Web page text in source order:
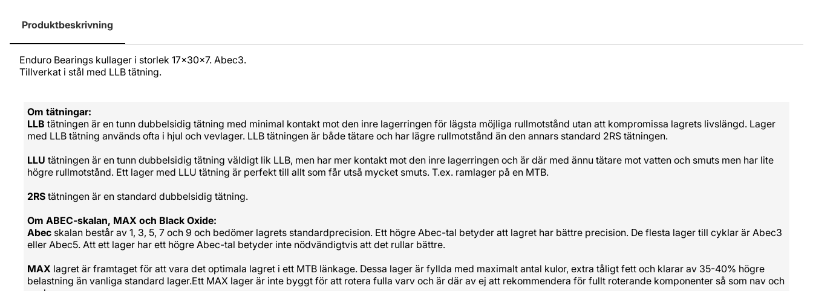
Produktbeskrivning
Enduro Bearings kullager i storlek 17x30x7. Abec3.
Tillverkat i stål med LLB tätning.
Om tätningar:
LLB tätningen är en tunn dubbelsidig tätning med minimal kontakt mot den inre lagerringen för lägsta möjliga rullmotstånd utan att kompromissa lagrets livslängd. Lager
med LLB tätning används ofta i hjul och vevlager. LLB tätningen är både tätare och har lägre rullmotstånd än den annars standard 2RS tätningen.
LLU tätningen är en tunn dubbelsidig tätning väldigt lik LLB, men har mer kontakt mot den inre lagerringen och är där med ännu tätare mot vatten och smuts men har lite
högre rullmotstånd. Ett lager med LLU tätning är perfekt till allt som får utså mycket smuts. T.ex. ramlager på en MTB.
2RS tätningen är en standard dubbelsidig tätning.
Om ABEC-skalan, MAX och Black Oxide:
Abec skalan består av 1, 3, 5, 7 och 9 och bedömer lagrets standardprecision. Ett högre Abec-tal betyder att lagret har bättre precision. De flesta lager till cyklar är Abec3
eller Abec5. Att ett lager har ett högre Abec-tal betyder inte nödvändigtvis att det rullar bättre.
MAX lagret är framtaget för att vara det optimala lagret i ett MTB länkage. Dessa lager är fyllda med maximalt antal kulor, extra tåligt fett och klarar av 35-40% högre
belastning än vanliga standard lager.Ett MAX lager är inte byggt för att rotera fulla varv och är där av ej att rekommendera för fullt roterande komponenter så som nav och